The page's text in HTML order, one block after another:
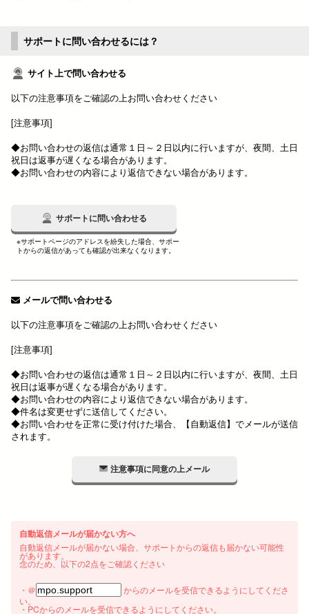
サポートに問い合わせるには？
サイト上で問い合わせる
以下の注意事項をご確認の上お問い合わせください
[注意事項]
◆お問い合わせの返信は通常１日～２日以内に行いますが、夜間、土日
祝日は返事が遅くなる場合があります。
◆お問い合わせの内容により返信できない場合があります。
サポートに問い合わせる
※サポートページのアドレスを紛失した場合、サポー
トからの返信があっても確認が出来なくなります。
メールで問い合わせる
以下の注意事項をご確認の上お問い合わせください
[注意事項]
◆お問い合わせの返信は通常１日～２日以内に行いますが、夜間、土日
祝日は返事が遅くなる場合があります。
◆お問い合わせの内容により返信できない場合があります。
◆件名は変更せずに送信してください。
◆お問い合わせを正常に受け付けた場合、【自動返信】でメールが送信
されます。
注意事項に同意の上メール
自動返信メールが届かない方へ
自動返信メールが届かない場合、サポートからの返信も届かない可能性
があります。
念のため、以下の2点をご確認ください
・＠
からのメールを受信できるようにしてくださ
い。
・PCからのメールを受信できるようにしてください。